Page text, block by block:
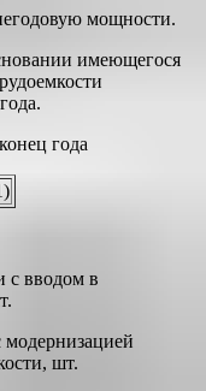
мощности.
имеющегося
года
с вводом в
шт.